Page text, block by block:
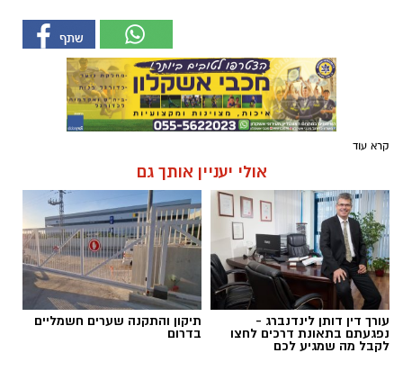
קרא עוד
אולי יעניין אותך גם
עורך דין דותן לינדנברג -
נפגעתם בתאונת דרכים לחצו
לקבל מה שמגיע לכם
תיקון והתקנה שערים חשמליים
בדרום